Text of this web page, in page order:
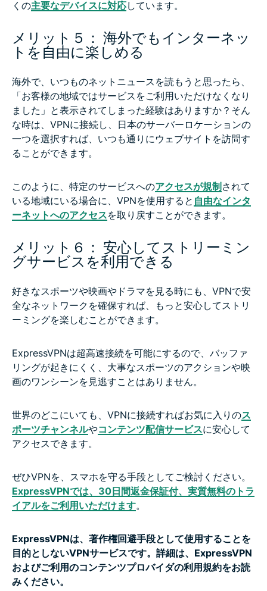
くの主要なデバイスに対応しています。
メリット５： 海外でもインターネッ
トを自由に楽しめる
海外で、いつものネットニュースを読もうと思ったら、
「お客様の地域ではサービスをご利用いただけなくなり
ました」と表示されてしまった経験はありますか？そん
な時は、VPNに接続し、日本のサーバーロケーションの
一つを選択すれば、いつも通りにウェブサイトを訪問す
ることができます。
このように、特定のサービスへのアクセスが規制されて
いる地域にいる場合に、VPNを使用すると 自由なインタ
ーネットへのアクセスを取り戻すことができます。
メリット６： 安心してストリーミン
グサービスを利用できる
好きなスポーツや映画やドラマを見る時にも、VPNで安
全なネットワークを確保すれば、もっと安心してストリ
ーミングを楽しむことができます。
ExpressVPNは超高速接続を可能にするので、バッファ
リングが起きにくく、大事なスポーツのアクションや映
画のワンシーンを見逃すことはありません。
世界のどこにいても、VPNに接続すればお気に入りのス
ポーツチャンネルやコンテンツ配信サービスに安心して
アクセスできます。
ぜひVPNを、スマホを守る手段としてご検討ください。
ExpressVPNでは、30日間返金保証付、実質無料のトラ
イアルをご利用いただけます。
ExpressVPNは、著作権回避手段として使用することを
目的としないVPNサービスです。詳細は、ExpressVPN
およびご利用のコンテンツプロバイダの利用規約をお読
みください。